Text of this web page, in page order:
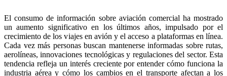
El consumo de información sobre aviación comercial ha mostrado
un aumento significativo en los últimos años, impulsado por el
crecimiento de los viajes en avión y el acceso a plataformas en línea.
Cada vez más personas buscan mantenerse informadas sobre rutas,
aerolíneas, innovaciones tecnológicas y regulaciones del sector. Esta
tendencia refleja un interés creciente por entender cómo funciona la
industria aérea y cómo los cambios en el transporte afectan a los